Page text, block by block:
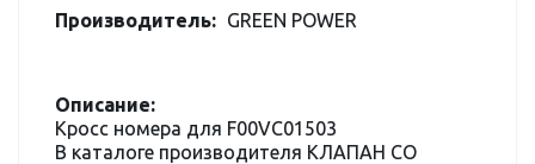
Производитель: GREEN POWER
Описание:
Кросс номера для F00VC01503
В каталоге производителя КЛАПАН СО